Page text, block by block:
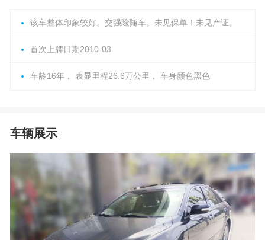
该车整体印象较好。交强险随车。未见保单！未见产证。
首次上牌日期2010-03
车龄16年， 表显里程26.6万公里， 车身颜色黑色
车辆展示